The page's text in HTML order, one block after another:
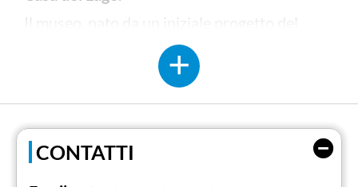
Consiglio comunale dei ragazzi
raccontare il lago e insegnare a viverlo, a
conoscerne i segreti e le potenzialità, a
imparare la cultura dell'acqua riscoprendo, al
contempo, le radici del territorio e il suo
rapporto con ilLago Maggiore
. Un approccio
trasversale e multidisciplinare.
CONTATTI